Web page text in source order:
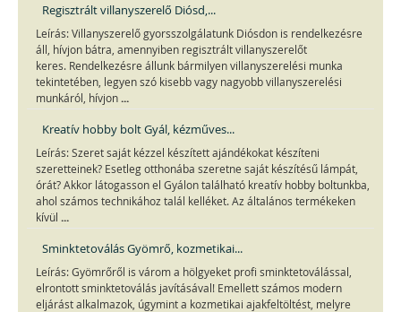
Regisztrált villanyszerelő Diósd,...
Leírás: Villanyszerelő gyorsszolgálatunk Diósdon is rendelkezésre
áll, hívjon bátra, amennyiben regisztrált villanyszerelőt
keres. Rendelkezésre állunk bármilyen villanyszerelési munka
tekintetében, legyen szó kisebb vagy nagyobb villanyszerelési
munkáról, hívjon ...
Kreatív hobby bolt Gyál, kézműves...
Leírás: Szeret saját kézzel készített ajándékokat készíteni
szeretteinek? Esetleg otthonába szeretne saját készítésű lámpát,
órát? Akkor látogasson el Gyálon található kreatív hobby boltunkba,
ahol számos technikához talál kelléket. Az általános termékeken
kívül ...
Sminktetoválás Gyömrő, kozmetikai...
Leírás: Gyömrőről is várom a hölgyeket profi sminktetoválással,
elrontott sminktetoválás javításával! Emellett számos modern
eljárást alkalmazok, úgymint a kozmetikai ajakfeltöltést, melyre